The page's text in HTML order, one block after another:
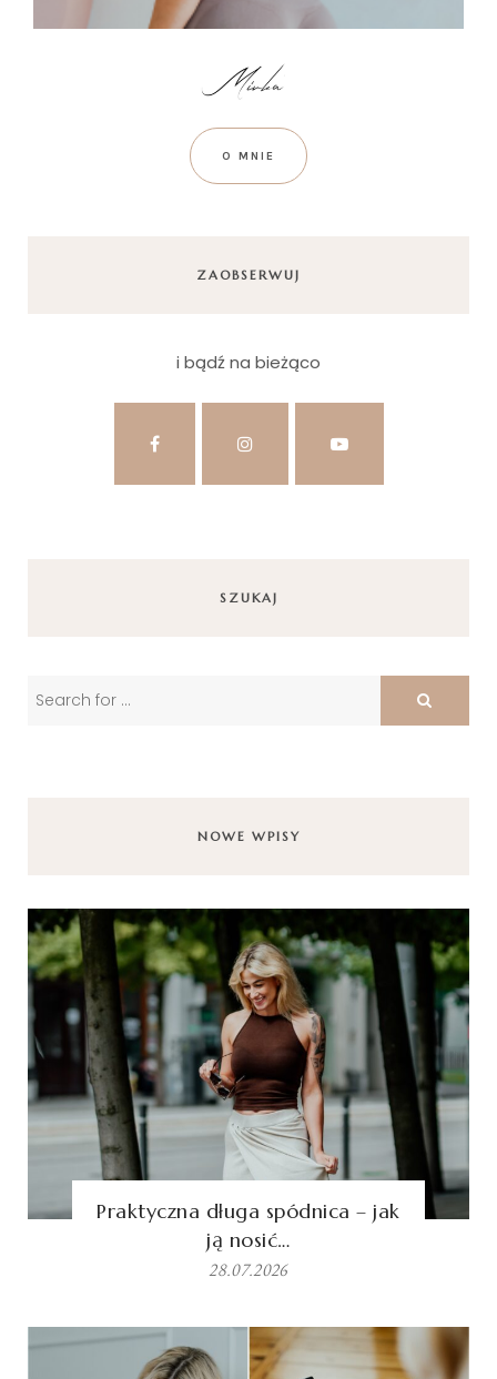
O MNIE
ZAOBSERWUJ
i bądź na bieżąco
SZUKAJ
NOWE WPISY
Praktyczna długa spódnica – jak
ją nosić…
28.07.2026